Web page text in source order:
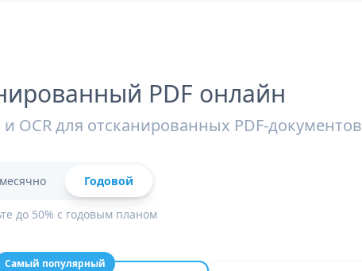
PDF онлайн
для отсканированных PDF-документов
Годовой
до 50% с годовым планом
Самый популярный